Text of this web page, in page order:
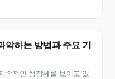
하는 방법과 주요 기
속적인 성장세를 보이고 있